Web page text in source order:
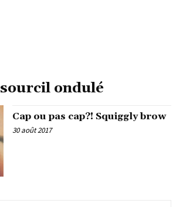
sourcil ondulé
Cap ou pas cap?! Squiggly brow
30 août 2017